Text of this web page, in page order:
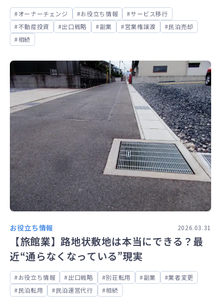
オーナーチェンジ お役立ち情報
サービス移行
不動産投資
出口戦略 副業 営業権譲渡
民泊売却
相続
お役立ち情報 2026.03.31
【旅館業】路地状敷地は本当にできる？最
近“通らなくなっている”現実
お役立ち情報 出口戦略 別荘転用 副業
業者変更
民泊転用
民泊運営代行 相続